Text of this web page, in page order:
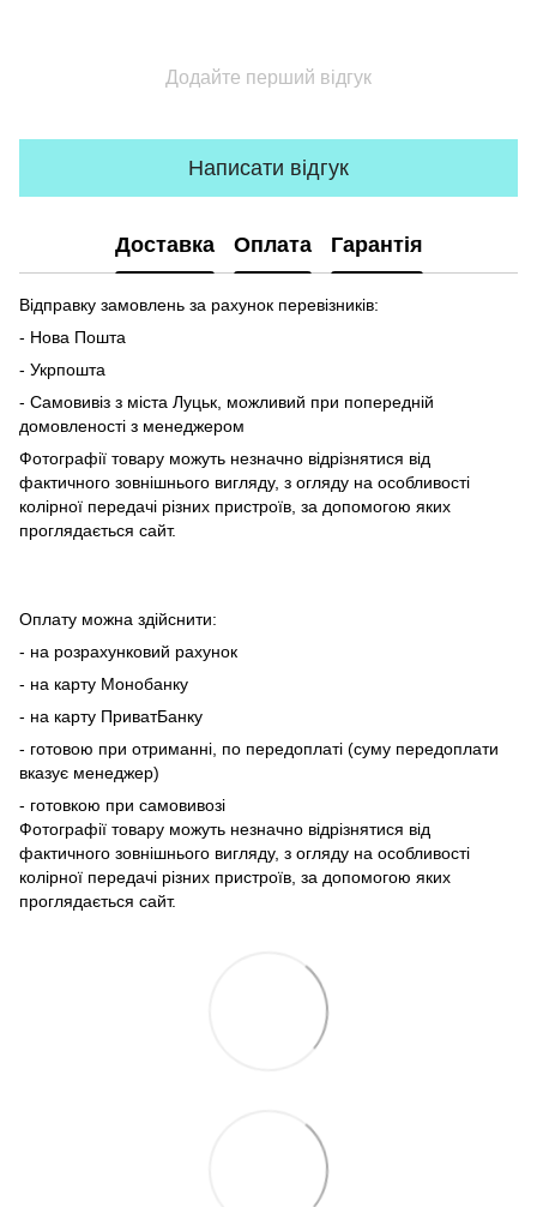
Додайте перший відгук
Написати відгук
Доставка Оплата Гарантія
Відправку замовлень за рахунок перевізників:
- Нова Пошта
- Укрпошта
- Самовивіз з міста Луцьк, можливий при попередній
домовленості з менеджером
Фотографії товару можуть незначно відрізнятися від
фактичного зовнішнього вигляду, з огляду на особливості
колірної передачі різних пристроїв, за допомогою яких
проглядається сайт.
Оплату можна здійснити:
- на розрахунковий рахунок
- на карту Монобанку
- на карту ПриватБанку
- готовою при отриманні, по передоплаті (суму передоплати
вказує менеджер)
- готовкою при самовивозі
Фотографії товару можуть незначно відрізнятися від
фактичного зовнішнього вигляду, з огляду на особливості
колірної передачі різних пристроїв, за допомогою яких
проглядається сайт.